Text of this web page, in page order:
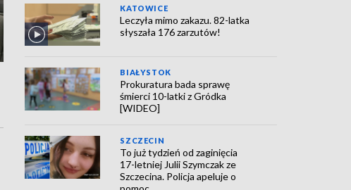
KATOWICE
Leczyła mimo zakazu. 82-latka
słyszała 176 zarzutów!
BIAŁYSTOK
Prokuratura bada sprawę
śmierci 10-latki z Gródka
[WIDEO]
SZCZECIN
To już tydzień od zaginięcia
17-letniej Julii Szymczak ze
Szczecina. Policja apeluje o